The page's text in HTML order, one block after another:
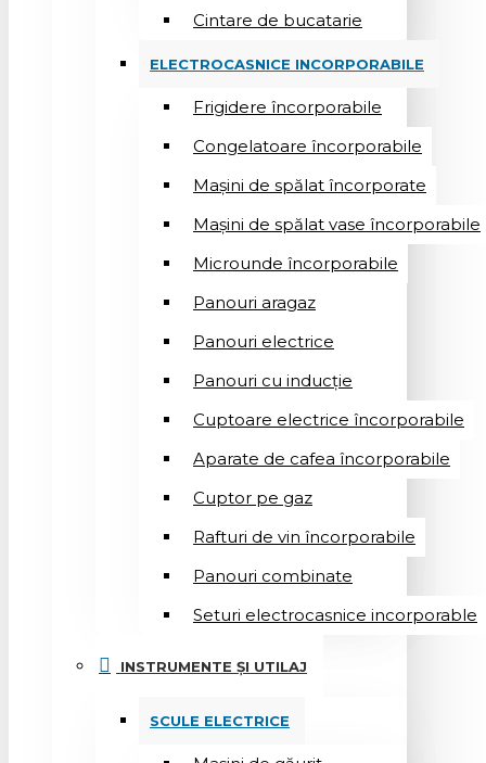
Cintare de bucatarie
ELECTROCASNICE INCORPORABILE
Frigidere încorporabile
Congelatoare încorporabile
Mașini de spălat încorporate
Mașini de spălat vase încorporabile
Microunde încorporabile
Panouri aragaz
Panouri electrice
Panouri cu inducție
Cuptoare electrice încorporabile
Aparate de cafea încorporabile
Cuptor pe gaz
Rafturi de vin încorporabile
Panouri combinate
Seturi electrocasnice incorporable
INSTRUMENTE ȘI UTILAJ
SCULE ELECTRICE